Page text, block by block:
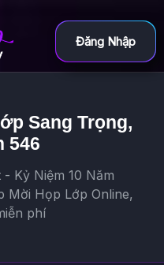
Đăng Nhập
Sang Trọng,
546
Kỷ Niệm 10 Năm
Mời Họp Lớp Online,
phí